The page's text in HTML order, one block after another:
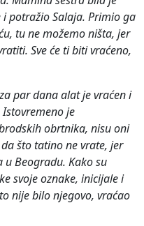
potražio Salaja. Primio ga
tu ne možemo ništa, jer
Sve će ti biti vraćeno,
par dana alat je vraćen i
je
obrtnika, nisu oni
što tatino ne vrate, jer
Beogradu. Kako su
svoje oznake, inicijale i
nije bilo njegovo, vraćao